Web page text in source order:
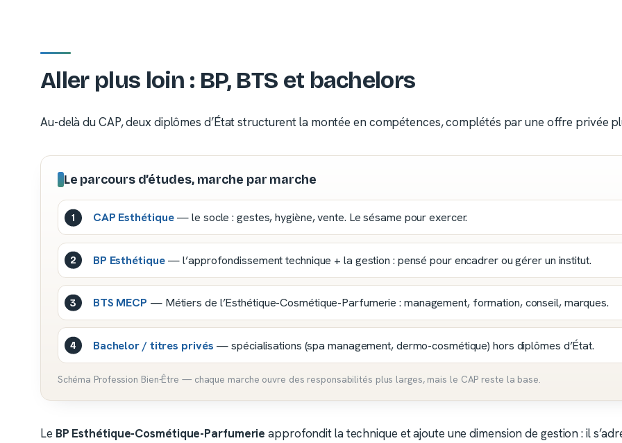
Aller plus loin : BP, BTS et bachelors
Au-delà du CAP, deux diplômes d’État structurent la montée en compétences, complétés par une offre privée
Le parcours d’études, marche par marche
CAP Esthétique— le socle : gestes, hygiène, vente. Le sésame pour exercer.
BP Esthétique— l’approfondissement technique + la gestion : pensé pour encadrer ou gérer un institut.
BTS MECP — Métiers de l’Esthétique-Cosmétique-Parfumerie : management, formation, conseil, marques.
Bachelor / titres privés — spécialisations (spa management, dermo-cosmétique) hors diplômes d’État.
Schéma Profession Bien-Être — chaque marche ouvre des responsabilités plus larges, mais le CAP reste la base.
Le BP Esthétique-Cosmétique-Parfumerie approfondit la technique et ajoute une dimension de gestion : il